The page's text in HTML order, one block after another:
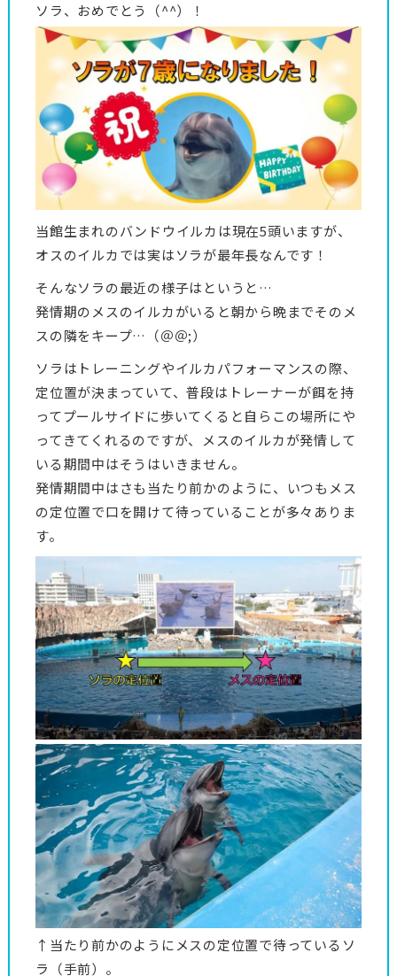
ソラ、おめでとう（^^）！
当館生まれのバンドウイルカは現在5頭いますが、
オスのイルカでは実はソラが最年長なんです！
そんなソラの最近の様子はというと…
発情期のメスのイルカがいると朝から晩までそのメ
スの隣をキープ…（＠＠;）
ソラはトレーニングやイルカパフォーマンスの際、
定位置が決まっていて、普段はトレーナーが餌を持
ってプールサイドに歩いてくると自らこの場所にや
ってきてくれるのですが、メスのイルカが発情して
いる期間中はそうはいきません。
発情期間中はさも当たり前かのように、いつもメス
の定位置で口を開けて待っていることが多々ありま
す。
↑当たり前かのようにメスの定位置で待っているソ
ラ（手前）。